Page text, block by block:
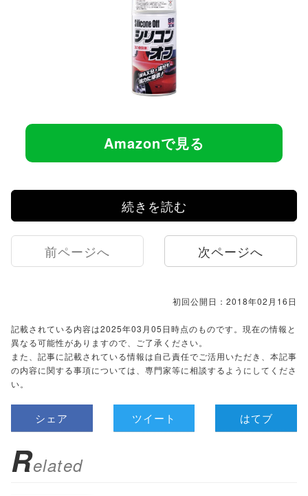
Amazonで見る
続きを読む
前ページへ 次ページへ
初回公開日：2018年02月16日
記載されている内容は2025年03月05日時点のものです。現在の情報と
異なる可能性がありますので、ご了承ください。
また、記事に記載されている情報は自己責任でご活用いただき、本記事
の内容に関する事項については、専門家等に相談するようにしてくださ
い。
シェア ツイート はてブ
Related